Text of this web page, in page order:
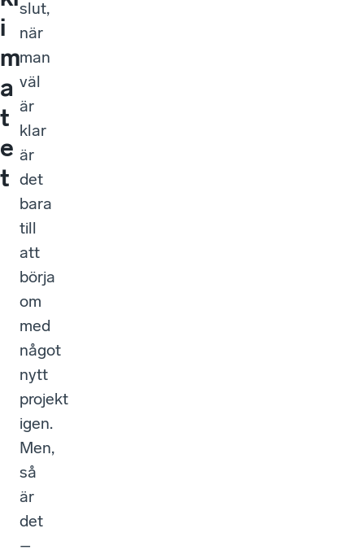
i
m
a
t
e
t
slut,
när
man
väl
är
klar
är
det
bara
till
att
börja
om
med
något
nytt
projekt
igen.
Men,
så
är
det
–